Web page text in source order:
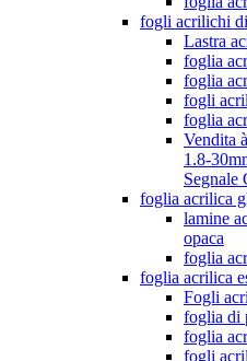
fogli acrilichi
Lastra
foglia
foglia
fogli
foglia
Vendita
1.8-
Segnale
foglia acrilica
lamine
opaca
foglia
foglia acrilica
Fogli
foglia di
foglia
fogli